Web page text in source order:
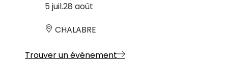
5 juil.28 août
CHALABRE
Trouver un événement